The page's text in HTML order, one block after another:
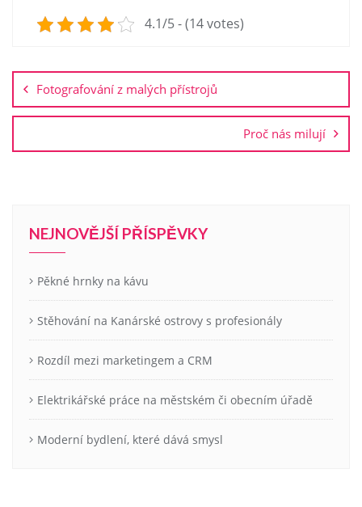
4.1/5 - (14 votes)
pro
příspěvek
Fotografování z malých přístrojů
Proč nás milují
NEJNOVĚJŠÍ PŘÍSPĚVKY
Pěkné hrnky na kávu
Stěhování na Kanárské ostrovy s profesionály
Rozdíl mezi marketingem a CRM
Elektrikářské práce na městském či obecním úřadě
Moderní bydlení, které dává smysl